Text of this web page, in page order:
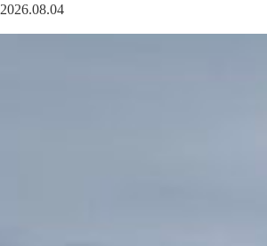
2026.08.04